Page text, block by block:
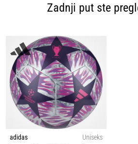
Zadnji put ste
adidas
Uniseks